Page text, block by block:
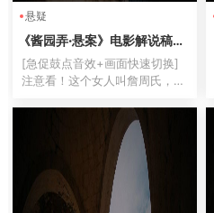
悬疑
《酱园弄·悬案》电影解说稿：
剧情完整版+彩蛋盘点（影视解
说文案）
[急促鼓点音效+画面快速切换]
注意看！这个女人叫詹周氏，她
分尸案女主角！[音效：刀砍声]
但真相真的如表面那样吗？[突
然静音]今天带你们深度解码陈
可辛导演震撼新作——《酱园